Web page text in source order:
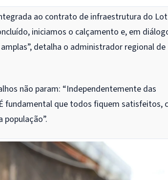
ao contrato de infraestrutura do
iniciamos o calçamento e, em
detalha o administrador regional de
não param: “Independentemente das
fundamental que todos fiquem satisfeitos,